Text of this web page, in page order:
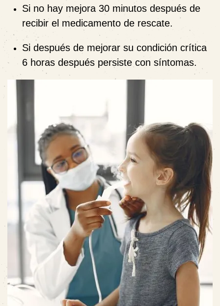
Si no hay mejora 30 minutos después de
recibir el medicamento de rescate.
Si después de mejorar su condición crítica
6 horas después persiste con síntomas.